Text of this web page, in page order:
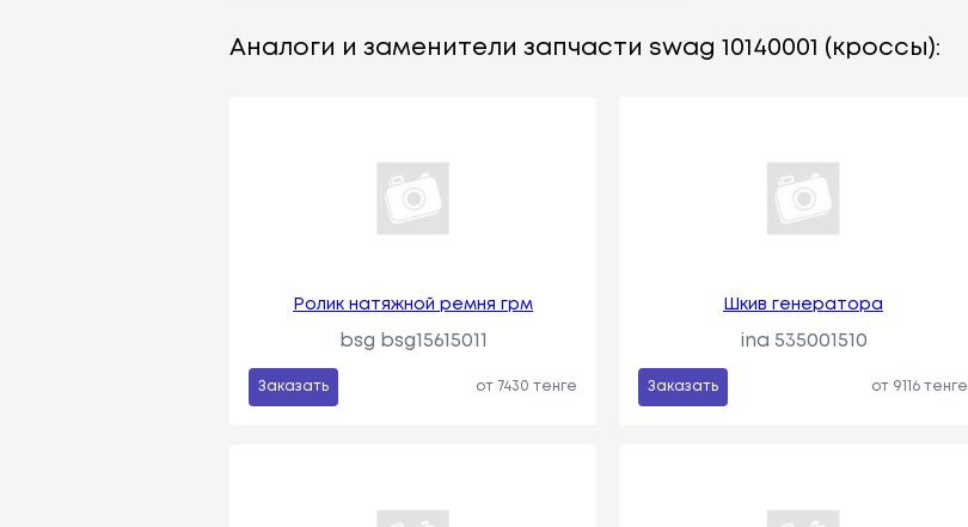
Аналоги и заменители запчасти swag 10140001 (кроссы):
Ролик натяжной ремня грм
bsg bsg15615011
Заказать от 7430 тенге
Шкив генератора
ina 535001510
Заказать от 9116 тенге